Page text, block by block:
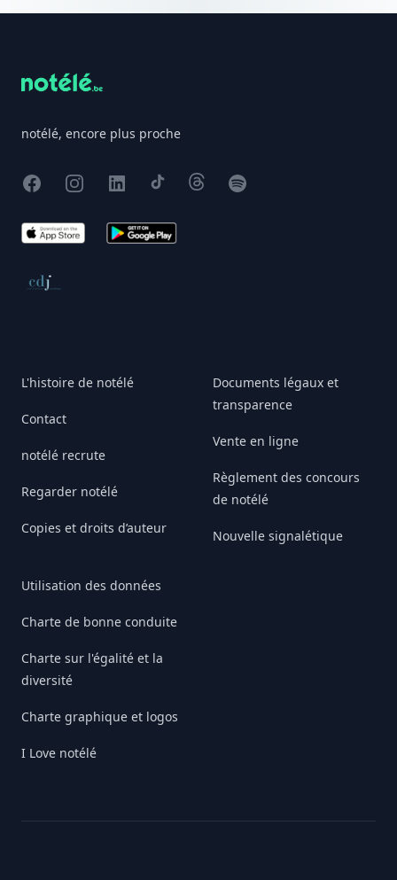
notélé, encore plus proche
FacebookInstagram
X TikTokThreadsSpotify
App Store Google Play
Conseil de déontologie journalistique
L'histoire de notélé
Contact
notélé recrute
Regarder notélé
Copies et droits d’auteur
Utilisation des données
Charte de bonne conduite
Charte sur l'égalité et la
diversité
Charte graphique et logos
I Love notélé
Documents légaux et
transparence
Vente en ligne
Règlement des concours
de notélé
Nouvelle signalétique